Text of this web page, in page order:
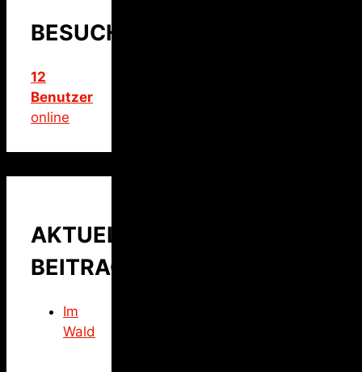
BESUCHER
12
Benutzer
online
AKTUELLER
BEITRAG
Im
Wald